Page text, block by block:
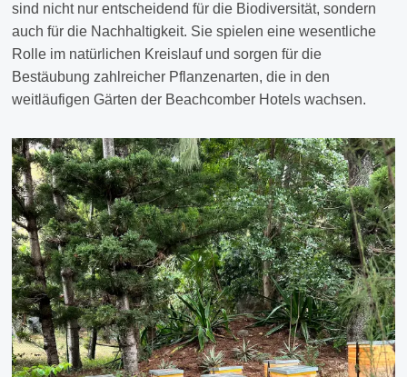
sind nicht nur entscheidend für die Biodiversität, sondern
auch für die Nachhaltigkeit. Sie spielen eine wesentliche
Rolle im natürlichen Kreislauf und sorgen für die
Bestäubung zahlreicher Pflanzenarten, die in den
weitläufigen Gärten der Beachcomber Hotels wachsen.